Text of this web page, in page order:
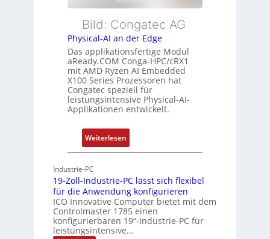
u
n
g
n
g
E
h
e
r
c
a
t
-
r
c
t
e
k
t
u
Bild: Congatec AG
Physical-AI an der Edge
Das applikationsfertige Modul
aReady.COM Conga-HPC/cRX1
mit AMD Ryzen AI Embedded
X100 Series Prozessoren hat
Congatec speziell für
leistungsintensive Physical-AI-
Applikationen entwickelt.
Weiterlesen:
P
s
i
c
a
Industrie-PC
19-Zoll-Industrie-PC lässt sich flexibel
für die Anwendung konfigurieren
ICO Innovative Computer bietet mit dem
Controlmaster 1785 einen
konfigurierbaren 19“-Industrie-PC für
leistungsintensive…